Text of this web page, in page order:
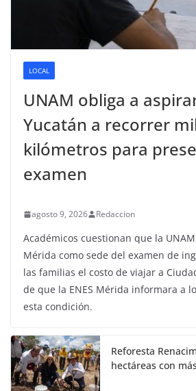
LOCAL
UNAM obliga a
Yucatán a recorrer
kilómetros para
examen
agosto 9, 2026 Redaccion
Académicos cuestionan que la
Mérida como sede del examen de
las familias el costo de viajar a
de que la ENES Mérida informara a
esta condición.
Reforesta
hectáreas con